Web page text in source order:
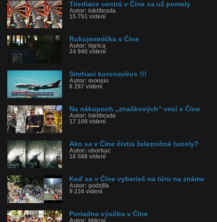
Triediace centrá v Číne sa už pomaly
Autor: loktibrada
15 751 videní
Rukojemníčka v Číne
Autor: tigrica
24 940 videní
Smrtiaci koronavírus !!!
Autor: monsio
6 297 videní
Na nákupoch „značkových“ vecí v Číne
Autor: loktibrada
17 108 videní
Ako sa v Číne čistia železničné tunely?
Autor: uhorkac
16 588 videní
Keď sa v Číne vyberieš na túru na známe
Autor: godzilla
9 234 videní
Poriadna výučba v Číne
Autor: bbkraj